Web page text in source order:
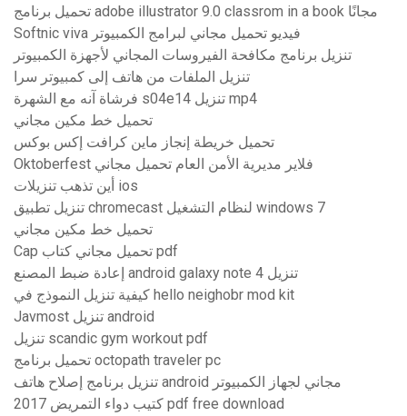
تحميل برنامج adobe illustrator 9.0 classrom in a book مجانًا
Softnic viva فيديو تحميل مجاني لبرامج الكمبيوتر
تنزيل برنامج مكافحة الفيروسات المجاني لأجهزة الكمبيوتر
تنزيل الملفات من هاتف إلى كمبيوتر سرا
فرشاة آنه مع الشهرة s04e14 تنزيل mp4
تحميل خط مكين مجاني
تحميل خريطة إنجاز ماين كرافت إكس بوكس
Oktoberfest فلاير مديرية الأمن العام تحميل مجاني
أين تذهب تنزيلات ios
تنزيل تطبيق chromecast لنظام التشغيل windows 7
تحميل خط مكين مجاني
Cap تحميل مجاني كتاب pdf
إعادة ضبط المصنع android galaxy note 4 تنزيل
كيفية تنزيل النموذج في hello neighobr mod kit
Javmost تنزيل android
تنزيل scandic gym workout pdf
تحميل برنامج octopath traveler pc
تنزيل برنامج إصلاح هاتف android مجاني لجهاز الكمبيوتر
كتيب دواء التمريض 2017 pdf free download